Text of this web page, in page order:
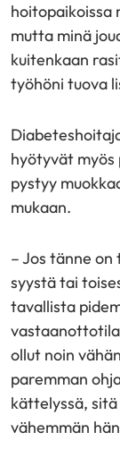
hoitopaikoissa
mutta minä
kuitenkaan
työhöni tuova
hyötyvät
pystyy
mukaan.
– Jos tänne on
syystä tai
tavallista
ollut noin
paremman
kättelyssä,
vähemmän